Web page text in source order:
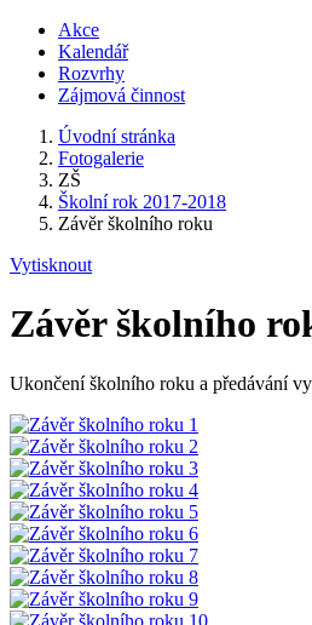
Akce
Kalendář
Rozvrhy
Zájmová činnost
Úvodní stránka
Fotogalerie
ZŠ
Školní rok 2017-2018
Závěr školního roku
Vytisknout
Závěr školního
Ukončení školního roku a předávání